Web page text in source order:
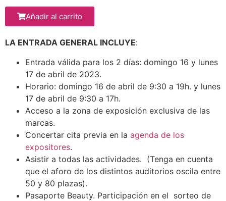
Añadir al carrito
LA ENTRADA GENERAL INCLUYE:
Entrada válida para los 2 días: domingo 16 y lunes
17 de abril de 2023.
Horario: domingo 16 de abril de 9:30 a 19h. y lunes
17 de abril de 9:30 a 17h.
Acceso a la zona de exposición exclusiva de las
marcas.
Concertar cita previa en la agenda de los
expositores.
Asistir a todas las actividades. (Tenga en cuenta
que el aforo de los distintos auditorios oscila entre
50 y 80 plazas).
Pasaporte Beauty. Participación en el sorteo de